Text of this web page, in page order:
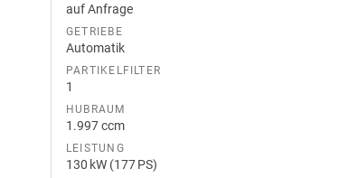
auf Anfrage
GETRIEBE
Automatik
PARTIKELFILTER
1
HUBRAUM
1.997 ccm
LEISTUNG
130 kW (177 PS)